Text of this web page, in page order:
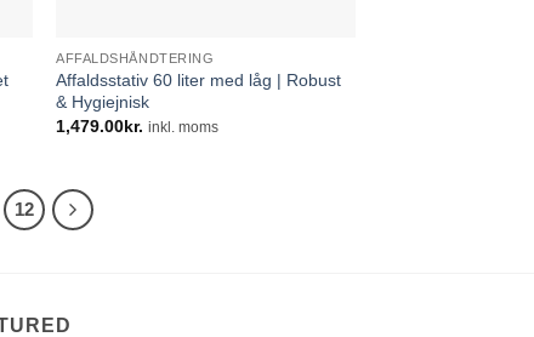
AFFALDSHÅNDTERING
Affaldsstativ 60 liter med låg | Robust
& Hygiejnisk
1,479.00kr. inkl. moms
12